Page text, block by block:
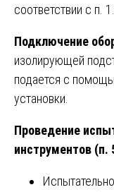
соответствии с п.
Подключение
изолирующей
подается с
установки.
Проведение
инструментов (п.